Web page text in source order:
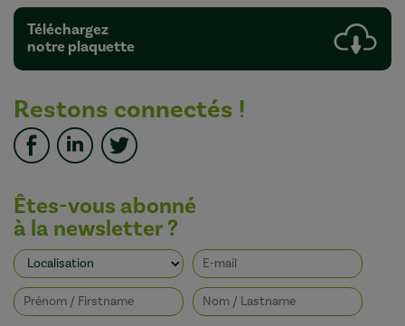
Téléchargez
notre plaquette
Restons connectés !
Êtes-vous abonné
à la newsletter ?